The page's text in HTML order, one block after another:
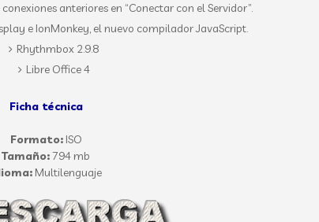
anteriores en “Conectar con el Servidor”.
e IonMonkey, el nuevo compilador JavaScript.
Rhythmbox 2.9.8
Libre Office 4
Ficha técnica
Formato: ISO
Tamaño:794 mb
Multilenguaje